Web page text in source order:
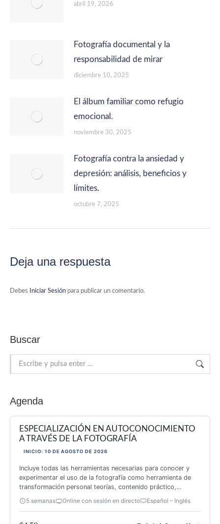
abril 19, 2026
Fotografía documental y la
responsabilidad de mirar
diciembre 10, 2025
El álbum familiar como refugio
emocional.
noviembre 30, 2025
Fotografía contra la ansiedad y
depresión: análisis, beneficios y
límites.
octubre 7, 2025
Deja una respuesta
Debes Iniciar Sesión para publicar un comentario.
Buscar
Buscar:
Agenda
ESPECIALIZACIÓN EN AUTOCONOCIMIENTO
A TRAVÉS DE LA FOTOGRAFÍA
INICIO: 10 DE AGOSTO DE 2026
Incluye todas las herramientas necesarias para conocer y
experimentar el uso de la fotografía como herramienta de
transformación personal teorías, contenido práctico,
5 semanas Online con sesión en directo Español – Inglés